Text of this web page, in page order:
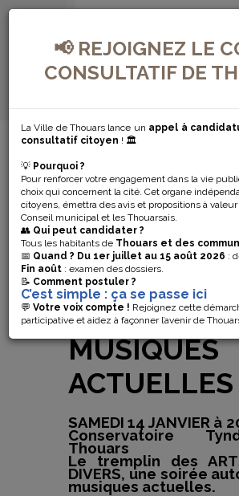
📢 REJOIGNEZ LE
CONSULTATIF DE
La Ville de Thouars lance un appel à
consultatif citoyen ! 🏛️
💡 Pourquoi ?
Pour renforcer votre engagement dans la vie
choix qui concernent la cité. Cet organe
citoyens, émettra des avis et propositions à
Conseil municipal et les Thouarsais.
👥 Qui peut candidater ?
Tous les habitants de Thouars et des
📅 Quand ? Du 1er juillet au 15 août 2026 :
Fin août : examen des dossiers.
📝 Comment postuler ?
C’est simple : ça se passe ici
💬 Votre voix compte ! Rejoignez cette
participative et aidez à façonner l’avenir de
MENU DE
LE
DES
DIVERS,
SOIRÉE
AUTOUR
MUSIQUES
ACTUELLES
SAMEDI 14 JANVIER à
Conservatoire
Thouars
Le tremplin des
DIVERS, une soirée
musiques actuelles.